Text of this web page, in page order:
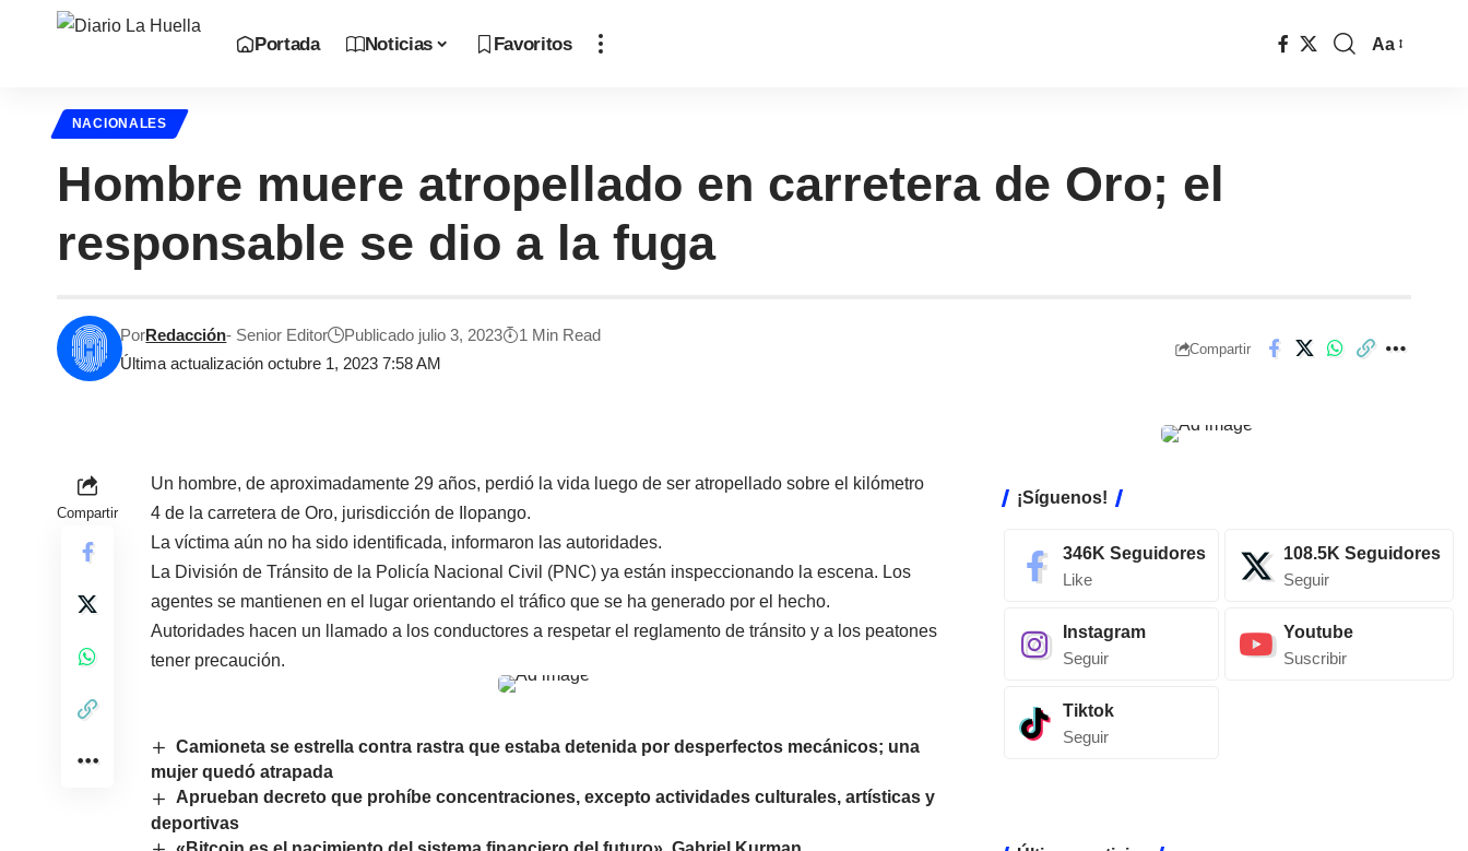
Portada Noticias Favoritos Aa
NACIONALES
Hombre muere atropellado en carretera de Oro; el
responsable se dio a la fuga
Última actualización octubre 1, 2023 7:58 AM
PorRedacción- Senior Editor Publicado julio 3, 2023 1 Min Read
Compartir
Compartir
Un hombre, de aproximadamente 29 años, perdió la vida luego de ser atropellado sobre el kilómetro
4 de la carretera de Oro, jurisdicción de Ilopango.
La víctima aún no ha sido identificada, informaron las autoridades.
La División de Tránsito de la Policía Nacional Civil (PNC) ya están inspeccionando la escena. Los
agentes se mantienen en el lugar orientando el tráfico que se ha generado por el hecho.
Autoridades hacen un llamado a los conductores a respetar el reglamento de tránsito y a los peatones
tener precaución.
Camioneta se estrella contra rastra que estaba detenida por desperfectos mecánicos; una
mujer quedó atrapada
Aprueban decreto que prohíbe concentraciones, excepto actividades culturales, artísticas y
deportivas
¡Síguenos!
346K Seguidores
Like
108.5K Seguidores
Seguir
Instagram
Seguir
Youtube
Suscribir
Tiktok
Seguir